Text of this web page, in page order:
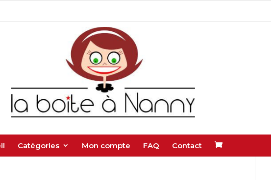
Catégories Mon compte FAQ Contact